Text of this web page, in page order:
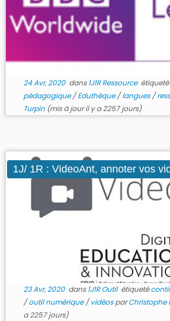
24 Avr, 2020dans1J1R Ressource étiqueté
pédagogique/Eduthèque/langues/
Turpin(mis à jour il y a 2257 jours)
1J/ 1R : VideoAnt, annoter vos
23 Avr, 2020dans1J1R Outil étiqueté
/outil numérique/vidéosparChristophe
a 2257 jours)